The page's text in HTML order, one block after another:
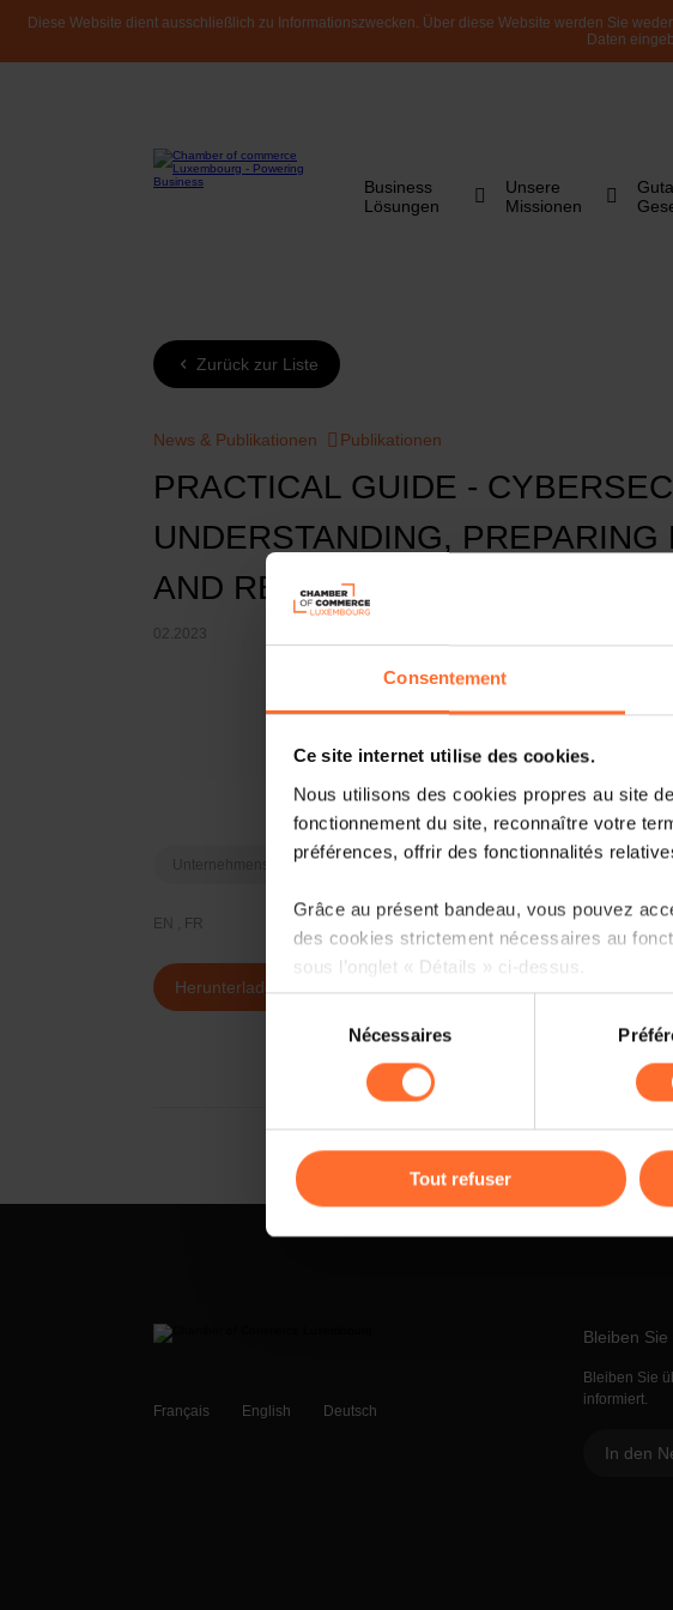
Consentement
Ce site internet utilise des cookies.
Nous utilisons des cookies propres au site
fonctionnement du site, reconnaître votre
préférences, offrir des fonctionnalités
Grâce au présent bandeau, vous pouvez
des cookies strictement nécessaires au
sous l’onglet « Détails » ci-dessus.
Il est précisé que la navigation sur le site et
sociaux, sauvegarde des préférences de
cas de refus de tous les cookies ou des
gauche de chaque page.
Sélection
consentement
Nécessaires
Tout refuser
Diese Website dient ausschließlich zu Informationszwecken. Über diese Website werden Sie
Daten
Business
Lösungen
Unsere
Missionen
Zurück zur Liste
News & Publikationen Publikationen
PRACTICAL GUIDE -
UNDERSTANDING, PREPARING
AND RESPONDING TO AN
02.2023
Unternehmensentwicklung Business development
EN , FR
Herunterladen
Français English Deutsch
Bleiben
Bleiben Sie
informiert.
In den